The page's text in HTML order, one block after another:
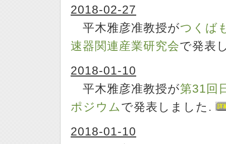
2018-02-27
平木雅彦准教授がつくば
速器関連産業研究会で発表
2018-01-10
平木雅彦准教授が第31回
ポジウムで発表しました.
2018-01-10